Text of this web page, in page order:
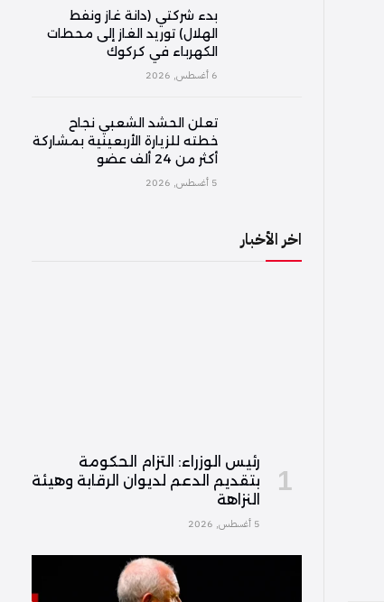
بدء شركتي (دانة غاز ونفط
الهلال) توريد الغاز إلى محطات
الكهرباء في كركوك
6 أغسطس, 2026
تعلن الحشد الشعبي نجاح
خطته للزيارة الأربعينية بمشاركة
أكثر من 24 ألف عضو
5 أغسطس, 2026
اخر الأخبار
رئيس الوزراء: التزام الحكومة
بتقديم الدعم لديوان الرقابة وهيئة
النزاهة
5 أغسطس, 2026